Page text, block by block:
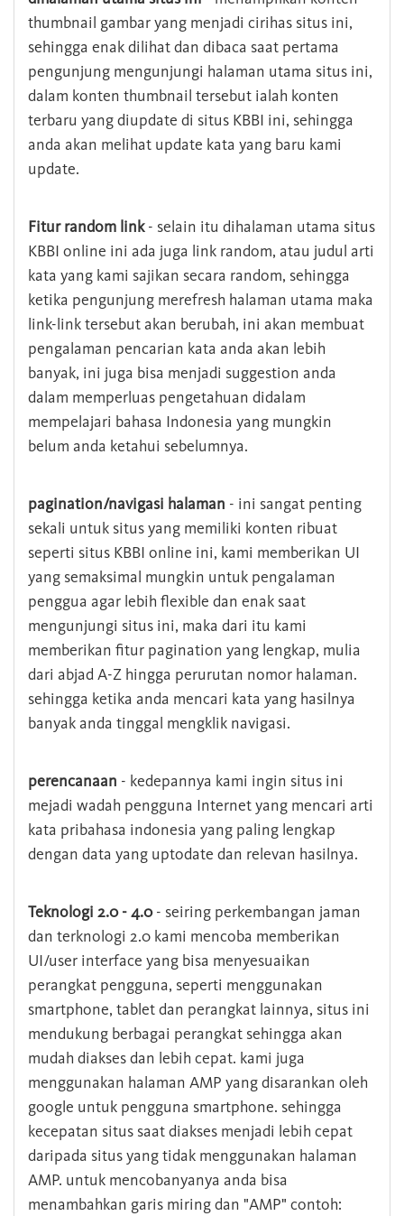
thumbnail gambar yang menjadi cirihas situs ini,
sehingga enak dilihat dan dibaca saat pertama
pengunjung mengunjungi halaman utama situs ini,
dalam konten thumbnail tersebut ialah konten
terbaru yang diupdate di situs KBBI ini, sehingga
anda akan melihat update kata yang baru kami
update.
Fitur random link- selain itu dihalaman utama situs
KBBI online ini ada juga link random, atau judul arti
kata yang kami sajikan secara random, sehingga
ketika pengunjung merefresh halaman utama maka
link-link tersebut akan berubah, ini akan membuat
pengalaman pencarian kata anda akan lebih
banyak, ini juga bisa menjadi suggestion anda
dalam memperluas pengetahuan didalam
mempelajari bahasa Indonesia yang mungkin
belum anda ketahui sebelumnya.
pagination/navigasi halaman - ini sangat penting
sekali untuk situs yang memiliki konten ribuat
seperti situs KBBI online ini, kami memberikan UI
yang semaksimal mungkin untuk pengalaman
penggua agar lebih flexible dan enak saat
mengunjungi situs ini, maka dari itu kami
memberikan fitur pagination yang lengkap, mulia
dari abjad A-Z hingga perurutan nomor halaman.
sehingga ketika anda mencari kata yang hasilnya
banyak anda tinggal mengklik navigasi.
perencanaan - kedepannya kami ingin situs ini
mejadi wadah pengguna Internet yang mencari arti
kata pribahasa indonesia yang paling lengkap
dengan data yang uptodate dan relevan hasilnya.
Teknologi 2.0 - 4.0- seiring perkembangan jaman
dan terknologi 2.0 kami mencoba memberikan
UI/user interface yang bisa menyesuaikan
perangkat pengguna, seperti menggunakan
smartphone, tablet dan perangkat lainnya, situs ini
mendukung berbagai perangkat sehingga akan
mudah diakses dan lebih cepat. kami juga
menggunakan halaman AMP yang disarankan oleh
google untuk pengguna smartphone. sehingga
kecepatan situs saat diakses menjadi lebih cepat
daripada situs yang tidak menggunakan halaman
AMP. untuk mencobanyanya anda bisa
menambahkan garis miring dan "AMP" contoh: